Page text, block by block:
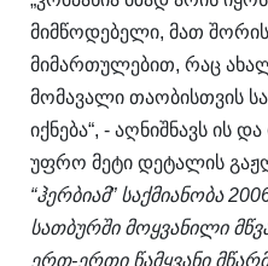
მიმწოდებელი, მათ შორის
მიმართულებით, რაც
მომავალი თაობისთვის
იქნება“, - აღნიშნავს ის
უფრო მეტი დეტალის
“ჰერბიამ” საქმიანობა
სათბურში მოყვანილი
ერთ-ერთი წამყვანი